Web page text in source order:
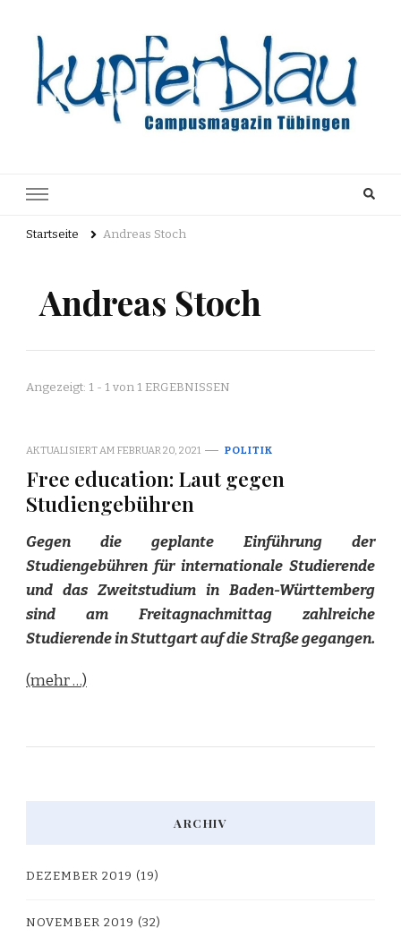
Archiv
Startseite Andreas Stoch
Andreas Stoch
Angezeigt: 1 - 1 von 1 ERGEBNISSEN
AKTUALISIERT AM FEBRUAR 20, 2021 POLITIK
Free education: Laut gegen
Studiengebühren
Gegen die geplante Einführung der
Studiengebühren für internationale Studierende
und das Zweitstudium in Baden-Württemberg
sind am Freitagnachmittag zahlreiche
Studierende in Stuttgart auf die Straße gegangen.
(mehr …)
ARCHIV
DEZEMBER 2019 (19)
NOVEMBER 2019 (32)